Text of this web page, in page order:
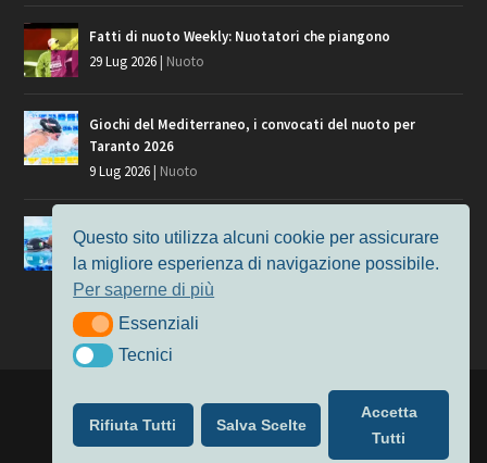
Fatti di nuoto Weekly: Nuotatori che piangono
29 Lug 2026 Nuoto
Giochi del Mediterraneo, i convocati del nuoto per
Taranto 2026
9 Lug 2026 Nuoto
Europei di Nuoto Parigi 2026: fra veterani e giovani, chi
manca?
7 Lug 2026
Nuoto
| Alimentato da
Nuoto
MasterS Podcast Il Nuoto in Cifre
Privacy & Cookie Policy
Questo sito utilizza alcuni cookie per assicurare
la migliore esperienza di navigazione possibile.
Per saperne di più
EssenzialiEssenziali
TecniciTecnici
Rifiuta Tutti Salva Scelte
Accetta
Tutti